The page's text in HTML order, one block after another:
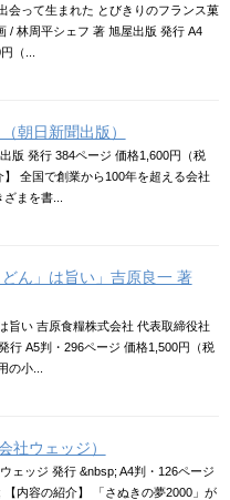
会って生まれた とびきりのフランス菓
/ 林周平シェフ 著 旭屋出版 発行 A4
（...
朝日新聞出版）
版 発行 384ページ 価格1,600円（税
全国で創業から100年を超える会社
まを書...
どん」は旨い」吉原良一 著
旨い 吉原食糧株式会社 代表取締役社
行 A5判・296ページ 価格1,500円（税
の小...
社ウェッジ）
ェッジ 発行 &nbsp; A4判・126ページ
内容の紹介】 「さぬきの夢2000」が